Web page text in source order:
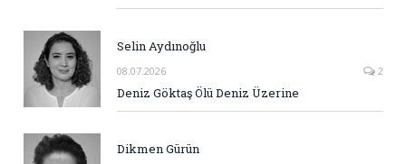
Selin Aydınoğlu
08.07.2026 2
Deniz Göktaş Ölü Deniz Üzerine
Dikmen Gürün